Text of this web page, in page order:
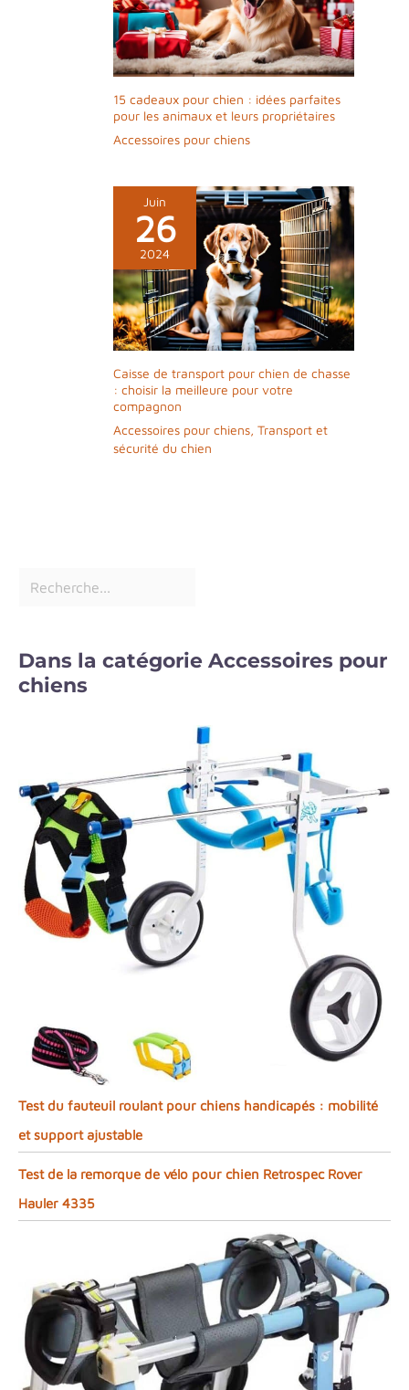
couper régulièrement les griffes de l’animal
pour prolonger sa durée de vie.
15 cadeaux pour chien : idées parfaites
pour les animaux et leurs propriétaires
Accessoires pour chiens
Juin
26
2024
Caisse de transport pour chien de chasse
: choisir la meilleure pour votre
compagnon
Accessoires pour chiens, Transport et
sécurité du chien
Dans la catégorie Accessoires pour
chiens
Test du fauteuil roulant pour chiens handicapés : mobilité
et support ajustable
Test de la remorque de vélo pour chien Retrospec Rover
Hauler 4335